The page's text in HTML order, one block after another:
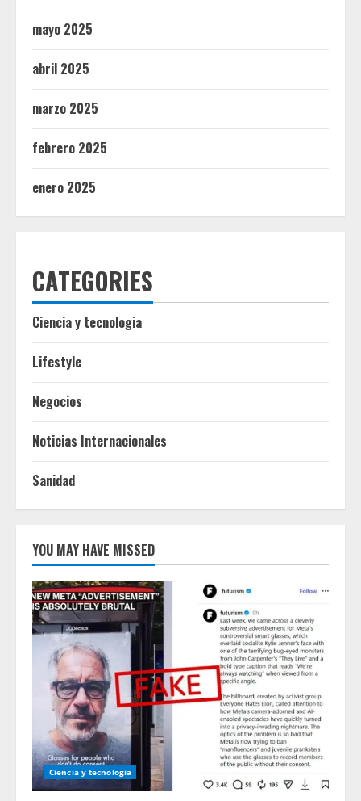
mayo 2025
abril 2025
marzo 2025
febrero 2025
enero 2025
CATEGORIES
Ciencia y tecnologia
Lifestyle
Negocios
Noticias Internacionales
Sanidad
YOU MAY HAVE MISSED
Ciencia y tecnologia